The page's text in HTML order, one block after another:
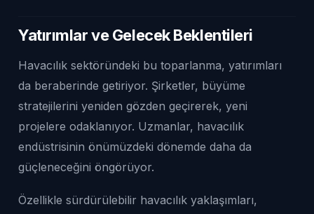
Yatırımlar ve Gelecek Beklentileri
Havacılık sektöründeki bu toparlanma, yatırımları
da beraberinde getiriyor. Şirketler, büyüme
stratejilerini yeniden gözden geçirerek, yeni
projelere odaklanıyor. Uzmanlar, havacılık
endüstrisinin önümüzdeki dönemde daha da
güçleneceğini öngörüyor.
Özellikle sürdürülebilir havacılık yaklaşımları,